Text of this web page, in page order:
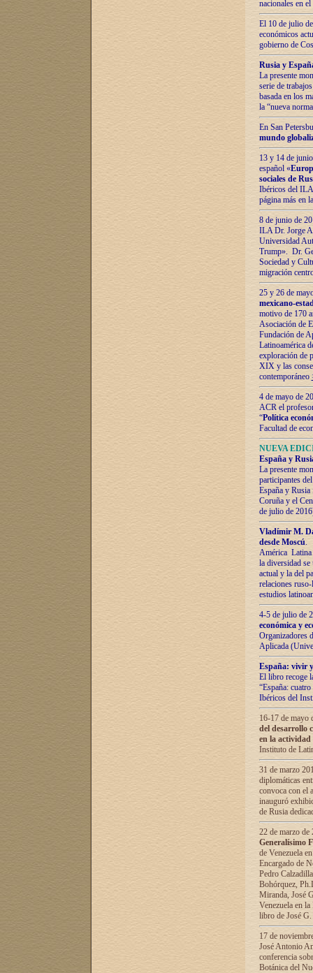
nacionales en
El 10 de julio
económicos
gobierno de
Rusia y
La presente
serie de
basada en los
la “nueva
En San
mundo
13 y 14 de
español «
sociales de
Ibéricos del ILA
página más en
8 de junio de
ILA Dr. Jorge
Universidad
Trump». Dr.
Sociedad y
migración
25 y 26 de
mexicano-
motivo de 170
Asociación de
Fundación de
Latinoamérica
exploración de
XIX y las
contemporáneo
4 de mayo de
ACR el
“Política
Facultad de
NUEVA
España y
La presente
participantes
España y
Coruña y el
de julio de
Vladímir М.
desde Moscú.
América Latina
la diversidad
actual у lа del
relaciones
estudios
4-5 de julio de
económica y
Organizadores
Aplicada
España: vivir
El libro recoge
“España:
Ibéricos del
16-17 de mayo
del desarrollo
en la
Instituto de
31 de marzo
diplomáticas
convoca con el
inauguró
de Rusia
22 de marzo
Generalísimo
de Venezuela
Encargado de
Pedro
Bohórquez,
Miranda, José
Venezuela en
libro de José
17 de
José Antonio
conferencia
Botánica del